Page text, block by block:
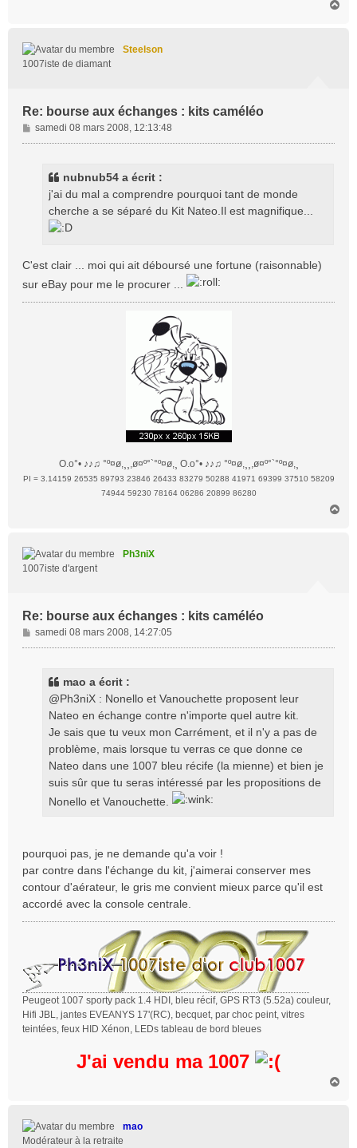
Steelson
1007iste de diamant
Re: bourse aux échanges : kits caméléo
M
e
samedi 08 mars 2008, 12:13:48
nubnub54 a écrit :
j'ai du mal a comprendre pourquoi tant de monde
cherche a se séparé du Kit Nateo.Il est magnifique...
C'est clair ... moi qui ait déboursé une fortune (raisonnable)
sur eBay pour me le procurer ...
O.o°• ♪♪♫ °º¤ø,¸¸,ø¤º°`°º¤ø,¸ O.o°• ♪♪♫ °º¤ø,¸¸,ø¤º°`°º¤ø,¸
PI = 3.14159 26535 89793 23846 26433 83279 50288 41971 69399 37510 58209
74944 59230 78164 06286 20899 86280
Ph3niX
1007iste d'argent
Re: bourse aux échanges : kits caméléo
M
e
samedi 08 mars 2008, 14:27:05
mao a écrit :
@Ph3niX : Nonello et Vanouchette proposent leur
Nateo en échange contre n'importe quel autre kit.
Je sais que tu veux mon Carrément, et il n'y a pas de
problème, mais lorsque tu verras ce que donne ce
Nateo dans une 1007 bleu récife (la mienne) et bien je
suis sûr que tu seras intéressé par les propositions de
Nonello et Vanouchette.
pourquoi pas, je ne demande qu'a voir !
par contre dans l'échange du kit, j'aimerai conserver mes
contour d'aérateur, le gris me convient mieux parce qu'il est
accordé avec la console centrale.
Peugeot 1007 sporty pack 1.4 HDI, bleu récif, GPS RT3 (5.52a) couleur,
Hifi JBL, jantes EVEANYS 17'(RC), becquet, par choc peint, vitres
teintées, feux HID Xénon, LEDs tableau de bord bleues
J'ai vendu ma 1007
mao
Modérateur à la retraite